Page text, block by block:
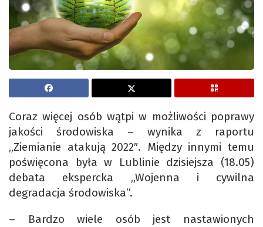
Coraz więcej osób wątpi w możliwości poprawy
jakości środowiska – wynika z raportu
„Ziemianie atakują 2022″. Między innymi temu
poświęcona była w Lublinie dzisiejsza (18.05)
debata ekspercka „Wojenna i cywilna
degradacja środowiska”.
– Bardzo wiele osób jest nastawionych